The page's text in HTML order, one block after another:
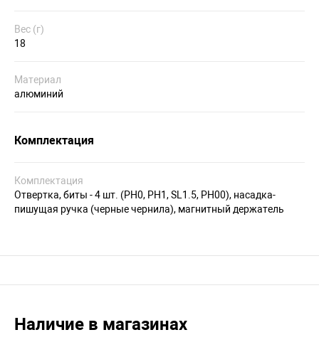
Вес (г)
18
Материал
алюминий
Комплектация
Комплектация
Отвертка, биты - 4 шт. (PH0, PH1, SL1.5, PH00), насадка-
пишущая ручка (черные чернила), магнитный держатель
Наличие в магазинах